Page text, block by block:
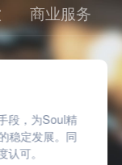
商业服务
段，为Soul精
稳定发展。同
可。